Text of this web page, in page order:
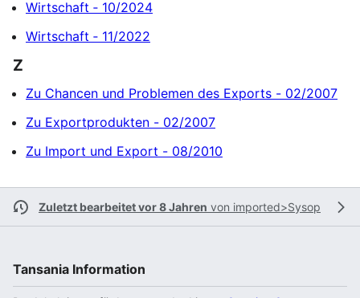
Wirtschaft ‐ 10/2024
Wirtschaft ‐ 11/2022
Z
Zu Chancen und Problemen des Exports - 02/2007
Zu Exportprodukten - 02/2007
Zu Import und Export - 08/2010
Zuletzt bearbeitet vor 8 Jahren von imported>Sysop
Tansania Information